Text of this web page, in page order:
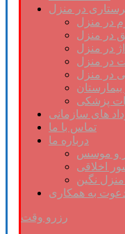
در منزل
در منزل
در منزل
در منزل
در منزل
در منزل
بیمارستان
پزشکی
های سازمانی
تماس با ما
درباره ما
و موسس
اخلاقی
نگین
به همکاری
رزرو وقت